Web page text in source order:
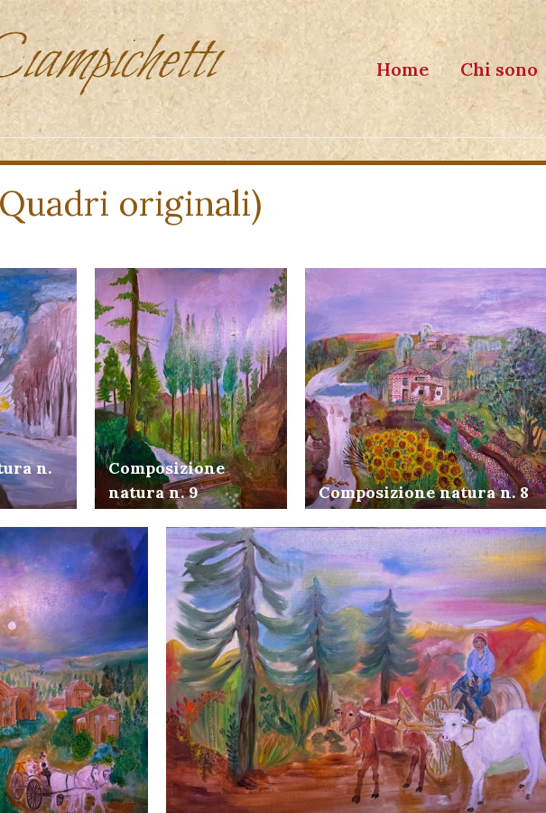
Home Chi sono
originali)
n.
Composizione
natura n. 9
Composizione natura n. 8